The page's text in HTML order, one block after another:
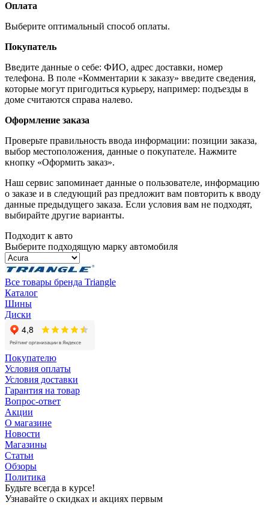
Оплата
Выберите оптимальный способ оплаты.
Покупатель
Введите данные о себе: ФИО, адрес доставки, номер
телефона. В поле «Комментарии к заказу» введите сведения,
которые могут пригодиться курьеру, например: подъезды в
доме считаются справа налево.
Оформление заказа
Проверьте правильность ввода информации: позиции заказа,
выбор местоположения, данные о покупателе. Нажмите
кнопку «Оформить заказ».
Наш сервис запоминает данные о пользователе, информацию
о заказе и в следующий раз предложит вам повторить к вводу
данные предыдущего заказа. Если условия вам не подходят,
выбирайте другие варианты.
Подходит к авто
Выберите подходящую марку автомобиля
Все товары бренда Triangle
Каталог
Шины
Диски
Покупателю
Условия оплаты
Условия доставки
Гарантия на товар
Вопрос-ответ
Акции
О магазине
Новости
Магазины
Статьи
Обзоры
Политика
Будьте всегда в курсе!
Узнавайте о скидках и акциях первым